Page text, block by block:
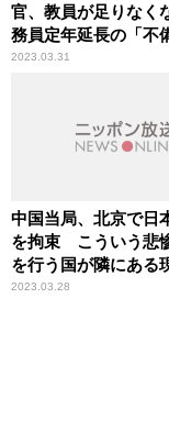
官、教員が足りな
務員定年延長の「不
2023.03.31
中国当局、北京で日
を拘束 こういう悲
を行う国が隣にある
我々は認識するべき
2023.03.28